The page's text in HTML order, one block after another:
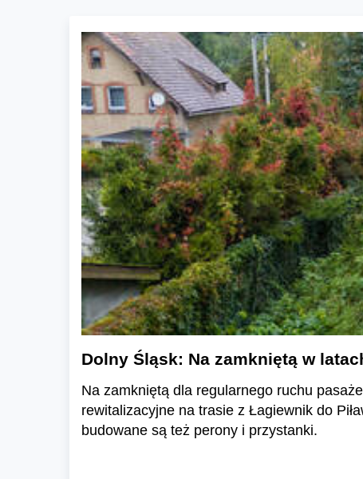
Dolny Śląsk: Na zamkniętą w
Na zamkniętą dla regularnego ruchu
rewitalizacyjne na trasie z Łagiewnik do
budowane są też perony i przystanki.